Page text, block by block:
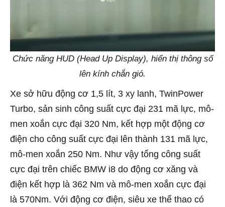
Chức năng HUD (Head Up Display), hiển thị thông số
lên kính chắn gió.
Xe sở hữu động cơ 1,5 lít, 3 xy lanh, TwinPower
Turbo, sản sinh công suất cực đại 231 mã lực, mô-
men xoắn cực đại 320 Nm, kết hợp một động cơ
điện cho công suất cực đại lên thành 131 mã lực,
mô-men xoắn 250 Nm. Như vậy tổng công suất
cực đại trên chiếc BMW i8 do động cơ xăng và
điện kết hợp là 362 Nm và mô-men xoắn cực đại
là 570Nm. Với động cơ điện, siêu xe thể thao có